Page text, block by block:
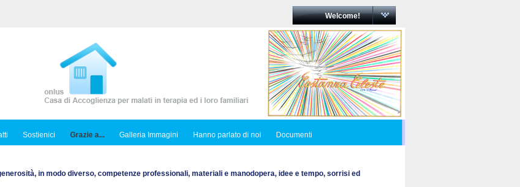
Welcome!
Sostienici Grazie a... Galleria Immagini Hanno parlato di noi Documenti
in modo diverso, competenze professionali, materiali e manodopera, idee e tempo, sorrisi ed